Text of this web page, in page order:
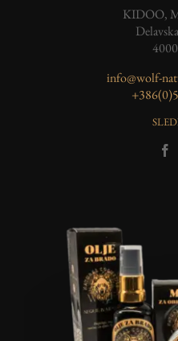
KIDOO,
info@wolf-